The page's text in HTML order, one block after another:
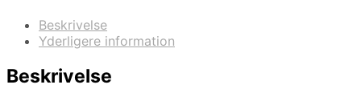
Beskrivelse
Yderligere information
Beskrivelse